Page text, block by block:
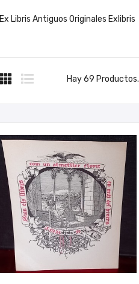
Ex Libris Antiguos Originales Exlibris
Hay 69 Productos.